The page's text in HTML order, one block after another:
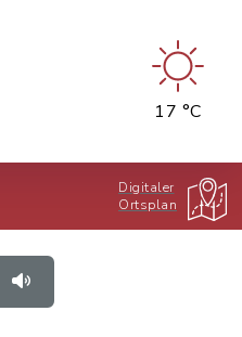
17 °C
Digitaler
Ortsplan